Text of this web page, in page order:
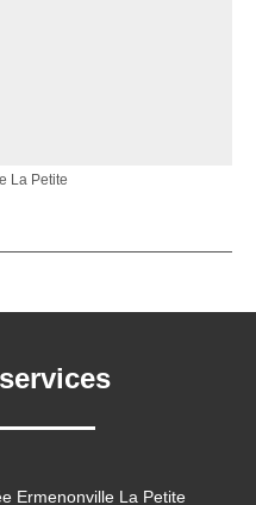
La Petite
Ermenonville La Petite